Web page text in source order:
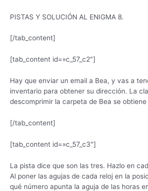
PISTAS Y SOLUCIÓN AL ENIGMA 8.
[/tab_content]
[tab_content id=»c_57_c2″]
Hay que enviar un email a Bea, y vas a
inventario para obtener su dirección. La
descomprimir la carpeta de Bea se
[/tab_content]
[tab_content id=»c_57_c3″]
La pista dice que son las tres. Hazlo en
Al poner las agujas de cada reloj en la
qué número apunta la aguja de las horas